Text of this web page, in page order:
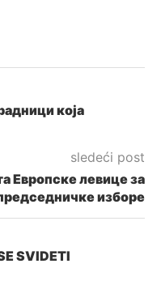
која
sledeći post
Европске левице за
изборе
SVIDETI